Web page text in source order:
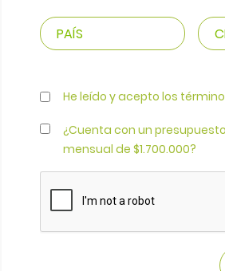
He leído y acepto los
¿Cuenta con un
mensual de $1.700.000?